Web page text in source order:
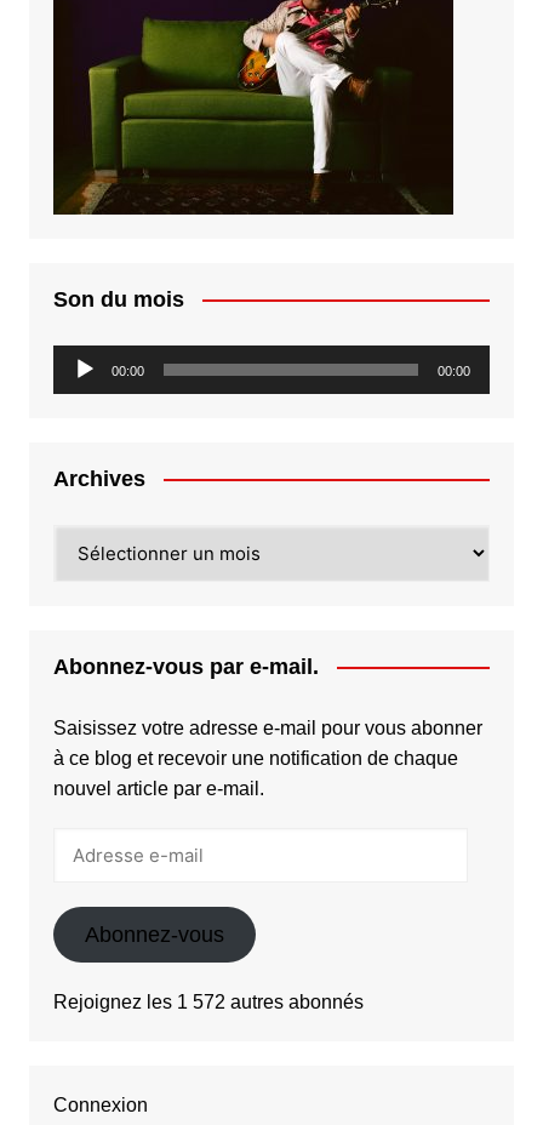
Son du mois
Lecteur
audio
00:00 00:00
Archives
Abonnez-vous par e-mail.
Saisissez votre adresse e-mail pour vous abonner
à ce blog et recevoir une notification de chaque
nouvel article par e-mail.
Abonnez-vous
Rejoignez les 1 572 autres abonnés
Connexion